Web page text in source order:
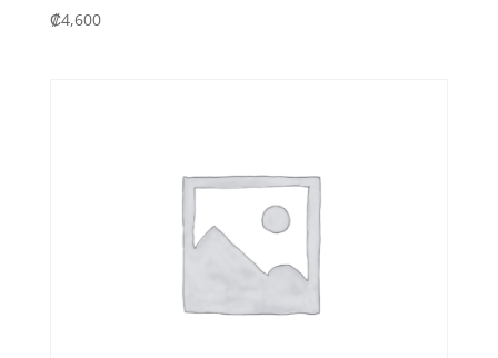
₡4,600